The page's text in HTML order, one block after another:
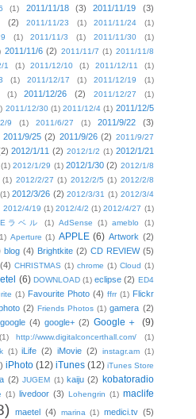
(1) 2011/11/18 (3) 2011/11/19
(3)
(2) 2011/11/23 (1) 2011/11/24 (1)
(1) 2011/11/3 (1) 2011/11/30 (1)
2011/11/6 (2) 2011/11/7 (1) 2011/11/8
1 (1) 2011/12/10 (1) 2011/12/11
(1)
(1) 2011/12/17 (1) 2011/12/19
(1)
(1) 2011/12/26 (2) 2011/12/27 (1)
2011/12/30 (1) 2011/12/4 (1) 2011/12/5
9 (1) 2011/6/27 (1) 2011/9/22 (3)
2011/9/25 (2) 2011/9/26 (2) 2011/9/27
2012/1/11 (2) 2012/1/2 (1) 2012/1/21
(1) 2012/1/29 (1) 2012/1/30 (2) 2012/1/8
(1) 2012/2/27 (1) 2012/2/5 (1) 2012/2/8
(1) 2012/3/26 (2) 2012/3/31 (1) 2012/3/4
2012/4/19 (1) 2012/4/2 (1) 2012/4/27 (1)
ラベル (1) AdSense (1) ameblo
(1)
Aperture (1) APPLE (6) Artwork (2)
blog (4) Brightkite (2) CD REVIEW (5)
(4) CHRISTMAS (1) chrome (1) Cloud (1)
(6) DOWNLOAD (1) eclipse (2) ED4
(1) Favourite Photo (4) ffrr (1) Flickr
(2) Friends Photos (1) gamera (2)
google (4) google+ (2) Google＋ (9)
(1) http://www.digitalconcerthall.com/
(1)
(1) iLife (2) iMovie (2) instagr.am (1)
iPhoto (12) iTunes (12) iTunes Store
(2) JUGEM (1) kaiju (2)
kobatoradio
(1) livedoor (3) Lohengrin (1) maclife
maetel (4) marina (1) medici.tv (5)